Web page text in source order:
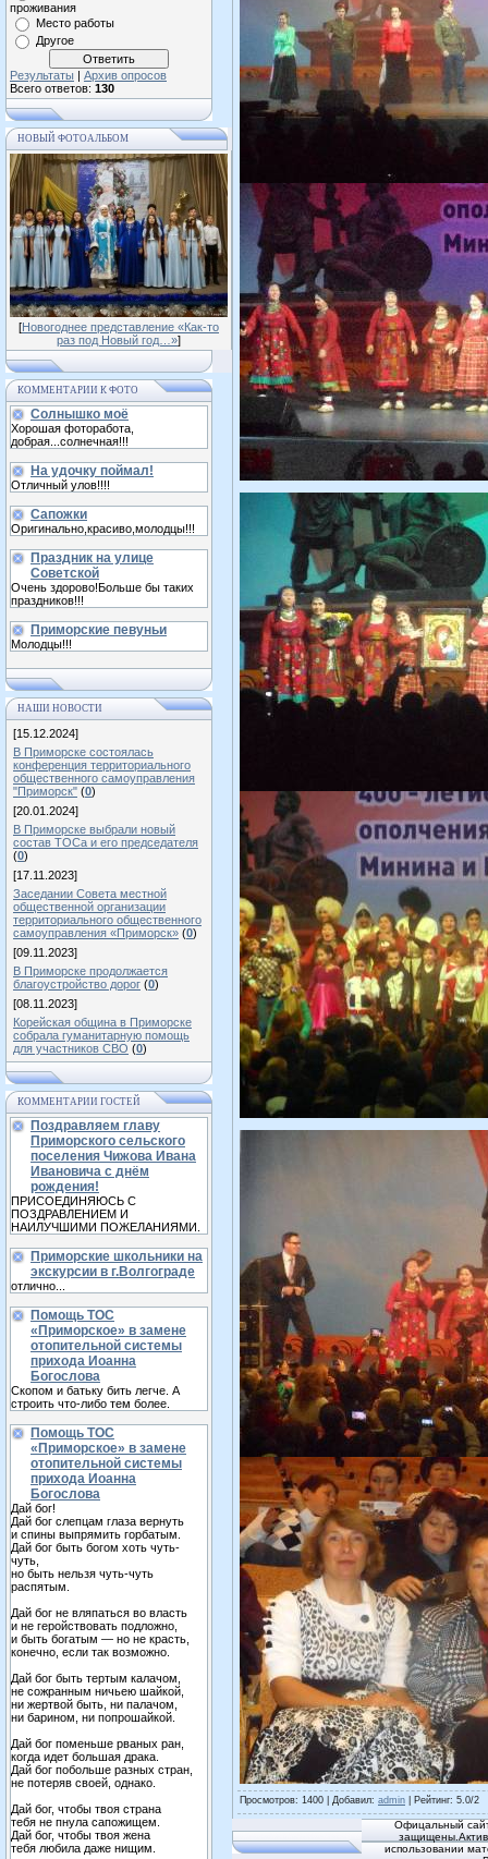
проживания
Место работы
Другое
Результаты | Архив опросов
Всего ответов: 130
НОВЫЙ ФОТОАЛЬБОМ
[Новогоднее представление «Как-то
раз под Новый год…»]
КОММЕНТАРИИ К ФОТО
Солнышко моё
Хорошая фоторабота,
добрая...солнечная!!!
На удочку поймал!
Отличный улов!!!!
Сапожки
Оригинально,красиво,молодцы!!!
Праздник на улице
Советской
Очень здорово!Больше бы таких
праздников!!!
Приморские певуньи
Молодцы!!!
НАШИ НОВОСТИ
[15.12.2024]
В Приморске состоялась
конференция территориального
общественного самоуправления
"Приморск" (0)
[20.01.2024]
В Приморске выбрали новый
состав ТОСа и его председателя
(0)
[17.11.2023]
Заседании Совета местной
общественной организации
территориального общественного
самоуправления «Приморск» (0)
[09.11.2023]
В Приморске продолжается
благоустройство дорог (0)
[08.11.2023]
Корейская община в Приморске
собрала гуманитарную помощь
для участников СВО (0)
КОММЕНТАРИИ ГОСТЕЙ
Поздравляем главу
Приморского сельского
поселения Чижова Ивана
Ивановича с днём
рождения!
ПРИСОЕДИНЯЮСЬ С
ПОЗДРАВЛЕНИЕМ И
НАИЛУЧШИМИ ПОЖЕЛАНИЯМИ.
Приморские школьники на
экскурсии в г.Волгограде
отлично...
Помощь ТОС
«Приморское» в замене
отопительной системы
прихода Иоанна
Богослова
Скопом и батьку бить легче. А
строить что-либо тем более.
Помощь ТОС
«Приморское» в замене
отопительной системы
прихода Иоанна
Богослова
Дай бог!
Дай бог слепцам глаза вернуть
и спины выпрямить горбатым.
Дай бог быть богом хоть чуть-
чуть,
но быть нельзя чуть-чуть
распятым.
Дай бог не вляпаться во власть
и не геройствовать подложно,
и быть богатым — но не красть,
конечно, если так возможно.
Дай бог быть тертым калачом,
не сожранным ничьею шайкой,
ни жертвой быть, ни палачом,
ни барином, ни попрошайкой.
Дай бог поменьше рваных ран,
когда идет большая драка.
Дай бог побольше разных стран,
не потеряв своей, однако.
Дай бог, чтобы твоя страна
тебя не пнула сапожищем.
Дай бог, чтобы твоя жена
тебя любила даже нищим.
Просмотров: 1400 | Добавил: admin Рейтинг: 5.0/2
Офицальный
использовании